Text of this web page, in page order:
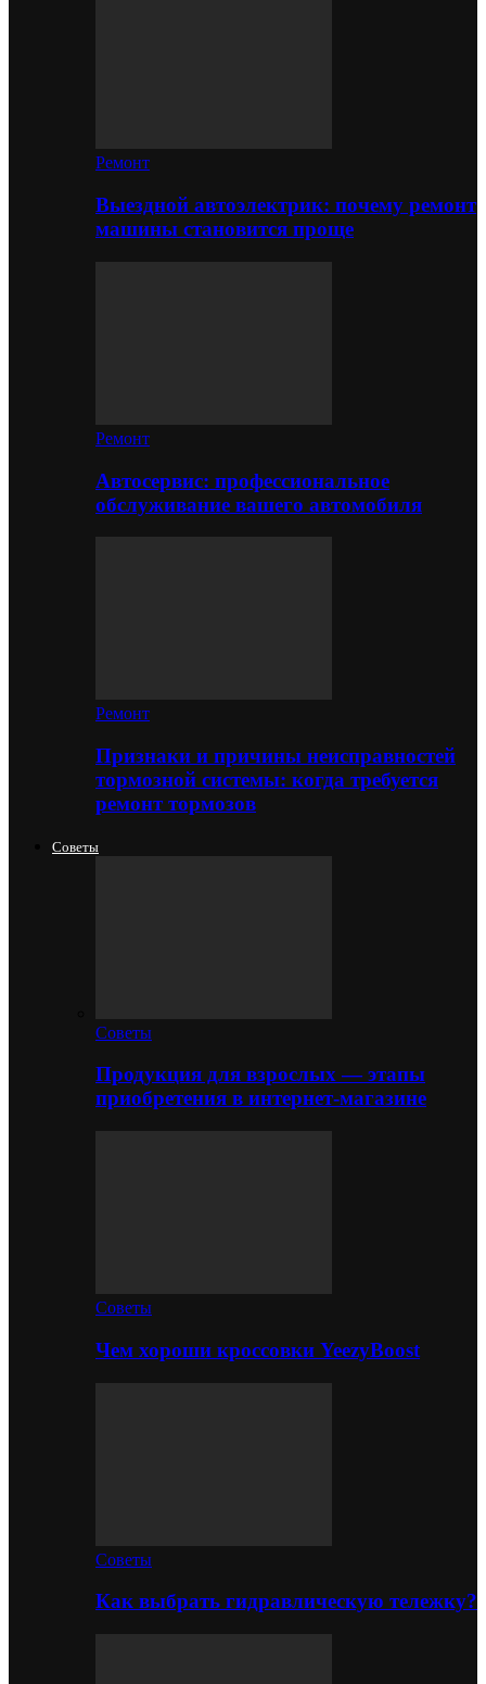
Ремонт
Выездной автоэлектрик: почему ремонт
машины становится проще
Ремонт
Автосервис: профессиональное
обслуживание вашего автомобиля
Ремонт
Признаки и причины неисправностей
тормозной системы: когда требуется
ремонт тормозов
Советы
Советы
Продукция для взрослых — этапы
приобретения в интернет-магазине
Советы
Чем хороши кроссовки YeezyBoost
Советы
Как выбрать гидравлическую тележку?